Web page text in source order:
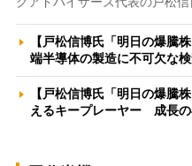
【戸松信博氏「明日の爆騰
端半導体の製造に不可欠な
【戸松信博氏「明日の爆騰
えるキープレーヤー 成長